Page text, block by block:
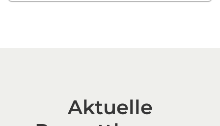
Aktuelle